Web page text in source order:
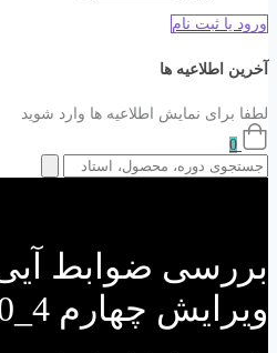
ورود یا ثبت نام
آخرین اطلاعیه ها
لطفا برای نمایش اطلاعیه ها وارد شوید
0
ویرایش چهارم PRO2800_4